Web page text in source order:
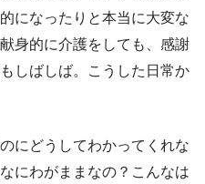
になったりと本当に大変な
身的に介護をしても、感謝
しばしば。こうした日常か
にどうしてわかってくれな
にわがままなの？こんなは